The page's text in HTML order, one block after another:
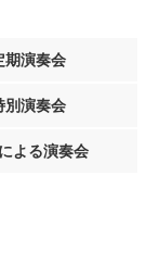
期演奏会
別演奏会
よる演奏会